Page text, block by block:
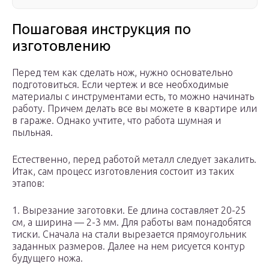
Пошаговая инструкция по
изготовлению
Перед тем как сделать нож, нужно основательно
подготовиться. Если чертеж и все необходимые
материалы с инструментами есть, то можно начинать
работу. Причем делать все вы можете в квартире или
в гараже. Однако учтите, что работа шумная и
пыльная.
Естественно, перед работой металл следует закалить.
Итак, сам процесс изготовления состоит из таких
этапов:
1. Вырезание заготовки. Ее длина составляет 20-25
см, а ширина — 2-3 мм. Для работы вам понадобятся
тиски. Сначала на стали вырезается прямоугольник
заданных размеров. Далее на нем рисуется контур
будущего ножа.